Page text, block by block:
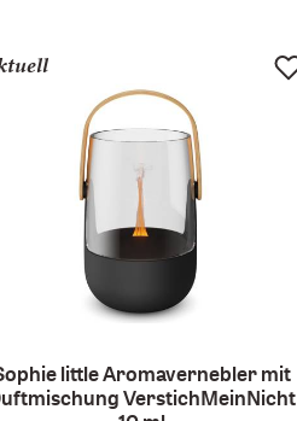
little Aromavernebler mit
VerstichMeinNicht